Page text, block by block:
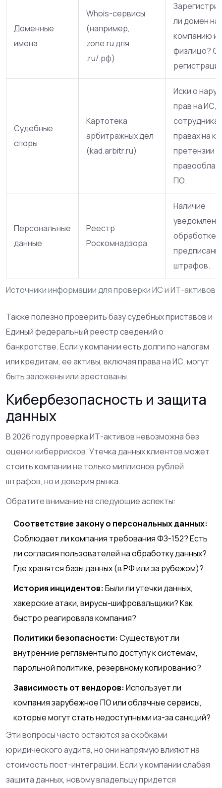
Источники информации для проверки ИС и ИТ-активов
Доменные
имена
Whois-сервисы
(например,
zone.ru для
.ru/.рф)
ли домен на
компанию
физлицо?
Судебные
споры
Картотека
арбитражных дел
(kad.arbitr.ru)
Иски о
прав на ИС,
правах на
претензии
ПО.
Персональные
данные
Реестр
Роскомнадзора
Наличие
обработке
штрафов.
Также полезно проверить базу судебных приставов и
Единый федеральный реестр сведений о
банкротстве. Если у компании есть долги по налогам
или кредитам, ее активы, включая права на ИС, могут
быть заложены или арестованы.
Кибербезопасность и защита
данных
В 2026 году проверка ИТ-активов невозможна без
оценки киберрисков. Утечка данных клиентов может
стоить компании не только миллионов рублей
штрафов, но и доверия рынка.
Обратите внимание на следующие аспекты:
Соответствие закону о персональных данных:
Соблюдает ли компания требования ФЗ-152? Есть
ли согласия пользователей на обработку данных?
Где хранятся базы данных (в РФ или за рубежом)?
История инцидентов: Были ли утечки данных,
хакерские атаки, вирусы-шифровальщики? Как
быстро реагировала компания?
Политики безопасности: Существуют ли
внутренние регламенты по доступу к системам,
парольной политике, резервному копированию?
Зависимость от вендоров: Использует ли
компания зарубежное ПО или облачные сервисы,
которые могут стать недоступными из-за санкций?
Эти вопросы часто остаются за скобками
юридического аудита, но они напрямую влияют на
стоимость пост-интеграции. Если у компании слабая
защита данных, новому владельцу придется